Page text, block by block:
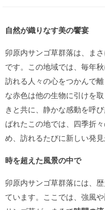
自然が織りなす美の饗宴
卯原内サンゴ草群落は、まさ
です。この地域では、毎年
訪れる人々の心をつかんで
な赤色は他の生物に引けを
きと共に、静かな感動を呼
ばれたこの地では、四季折
め、訪れるたびに新しい発
時を超えた風景の中で
卯原内サンゴ草群落には、
ています。ここでは、強風